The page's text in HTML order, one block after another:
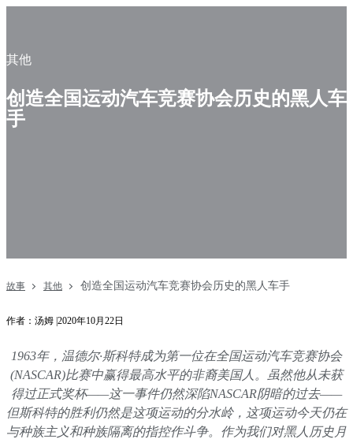
其他
创造全国运动汽车竞赛协会历史的黑人车
手
故事 其他 创造全国运动汽车竞赛协会历史的黑人车手
作者：汤姆 |2020年10月22日
1963年，温德尔·斯科特成为第一位在全国运动汽车竞赛协会
(NASCAR)比赛中赢得最高水平的非裔美国人。虽然他从未获
得过正式奖杯——这一事件仍然深陷NASCAR阴暗的过去——
但斯科特的胜利仍然是这项运动的分水岭，这项运动今天仍在
与种族主义和种族隔离的指控作斗争。作为我们对黑人历史月